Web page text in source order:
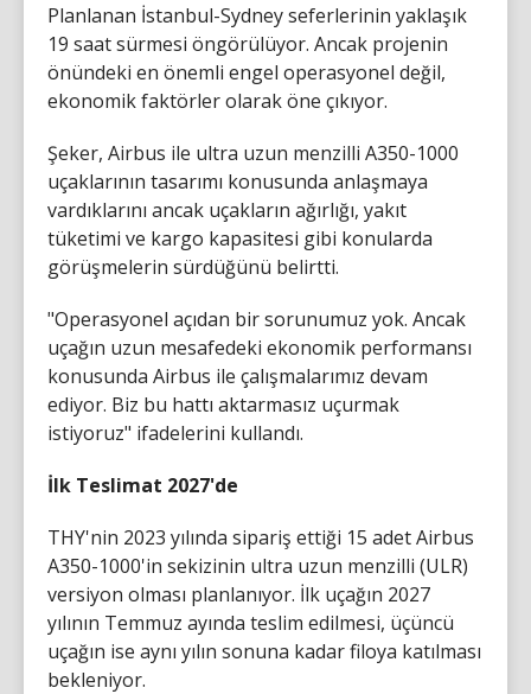
Planlanan İstanbul-Sydney seferlerinin yaklaşık
19 saat sürmesi öngörülüyor. Ancak projenin
önündeki en önemli engel operasyonel değil,
ekonomik faktörler olarak öne çıkıyor.
Şeker, Airbus ile ultra uzun menzilli A350-1000
uçaklarının tasarımı konusunda anlaşmaya
vardıklarını ancak uçakların ağırlığı, yakıt
tüketimi ve kargo kapasitesi gibi konularda
görüşmelerin sürdüğünü belirtti.
"Operasyonel açıdan bir sorunumuz yok. Ancak
uçağın uzun mesafedeki ekonomik performansı
konusunda Airbus ile çalışmalarımız devam
ediyor. Biz bu hattı aktarmasız uçurmak
istiyoruz" ifadelerini kullandı.
İlk Teslimat 2027'de
THY'nin 2023 yılında sipariş ettiği 15 adet Airbus
A350-1000'in sekizinin ultra uzun menzilli (ULR)
versiyon olması planlanıyor. İlk uçağın 2027
yılının Temmuz ayında teslim edilmesi, üçüncü
uçağın ise aynı yılın sonuna kadar filoya katılması
bekleniyor.